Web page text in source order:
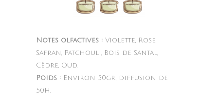
Notes olfactives : Violette, Rose,
Safran, Patchouli, Bois de Santal,
Cèdre, Oud.
Poids : Environ 50gr, diffusion de
50h.